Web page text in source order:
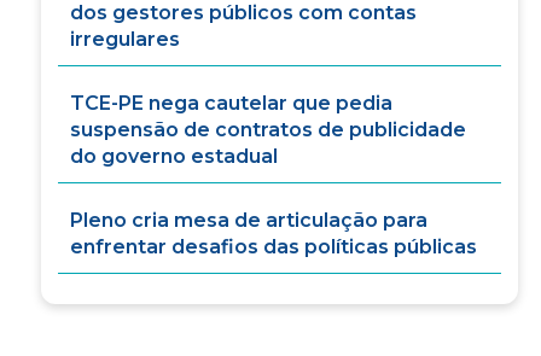
dos gestores públicos com contas
irregulares
TCE-PE nega cautelar que pedia
suspensão de contratos de publicidade
do governo estadual
Pleno cria mesa de articulação para
enfrentar desafios das políticas públicas